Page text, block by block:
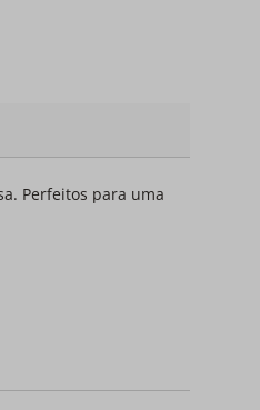
Perfeitos para uma